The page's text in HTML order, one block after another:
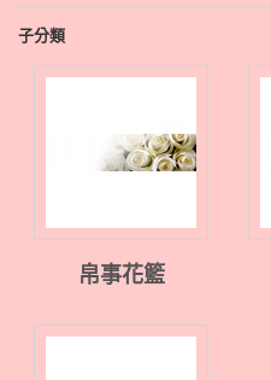
子分類
帛事花籃